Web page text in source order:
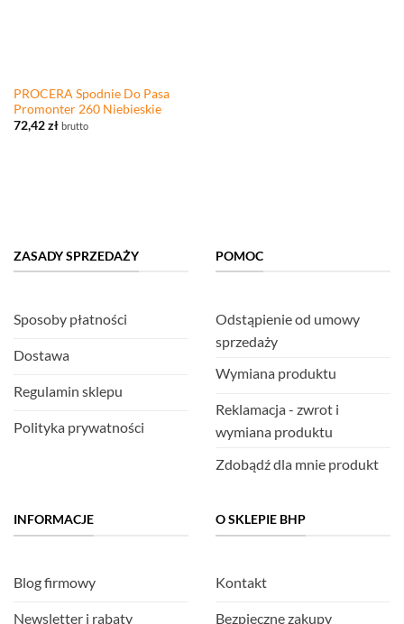
PROCERA Spodnie Do Pasa
Promonter 260 Niebieskie
72,42zł brutto
ZASADY SPRZEDAŻY
Sposoby płatności
Dostawa
Regulamin sklepu
Polityka prywatności
POMOC
Odstąpienie od umowy
sprzedaży
Wymiana produktu
Reklamacja - zwrot i
wymiana produktu
Zdobądź dla mnie produkt
INFORMACJE
Blog firmowy
Newsletter i rabaty
O SKLEPIE BHP
Kontakt
Bezpieczne zakupy